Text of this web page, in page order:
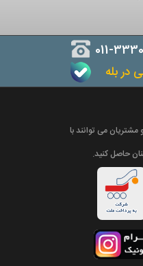
011-
در بله
می توانند با
حاصل کنید.